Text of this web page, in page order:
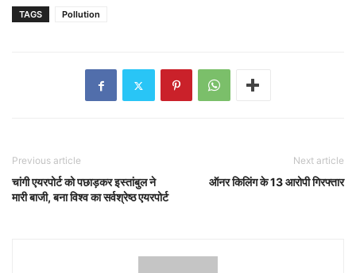
TAGS Pollution
Previous article
चांगी एयरपोर्ट को पछाड़कर इस्तांबुल ने
मारी बाजी, बना विश्व का सर्वश्रेष्ठ एयरपोर्ट
Next article
ऑनर किलिंग के 13 आरोपी गिरफ्तार